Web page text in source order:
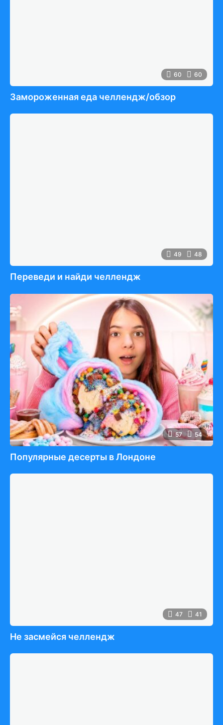
60 60
Замороженная еда челлендж/обзор
49 48
Переведи и найди челлендж
57 54
Популярные десерты в Лондоне
47 41
Не засмейся челлендж